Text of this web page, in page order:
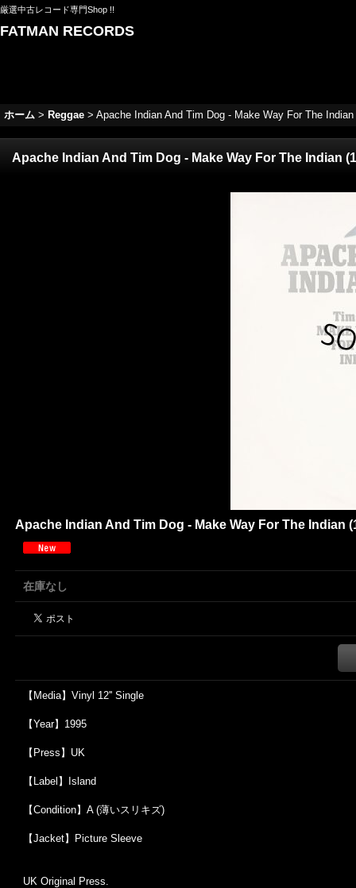
厳選中古レコード専門Shop !!
FATMAN RECORDS
ホーム > Reggae > Apache Indian And Tim Dog - Make Way For The Indian
Apache Indian And Tim Dog - Make Way For The Indian
Apache Indian And Tim Dog - Make Way For The Indian
在庫なし
【Media】Vinyl 12'' Single
【Year】1995
【Press】UK
【Label】Island
【Condition】A (薄いスリキズ)
【Jacket】Picture Sleeve
UK Original Press.